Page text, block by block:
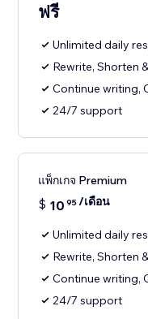
ฟรี
Unlimited daily
Rewrite, Shorten
Continue writing,
24/7 support
แพ็กเกจ Premium
$ 10 95/เดือน
Unlimited daily
Rewrite, Shorten
Continue writing,
24/7 support